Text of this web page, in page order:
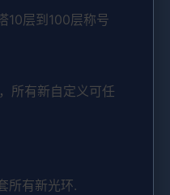
10层到100层称号
所有新自定义可任
所有新光环.